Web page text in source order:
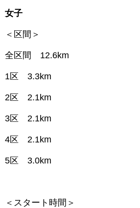
女子
＜区間＞
全区間 12.6km
1区 3.3km
2区 2.1km
3区 2.1km
4区 2.1km
5区 3.0km
＜スタート時間＞